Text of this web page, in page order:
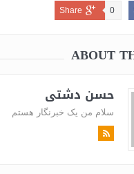
Share 0
ABOUT
حسن دشتی
سلام من یک خبرنگار هستم